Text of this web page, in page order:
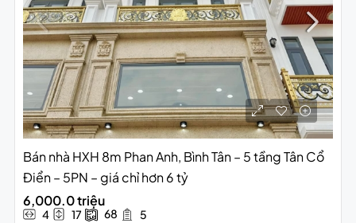
Bán nhà HXH 8m Phan Anh, Bình Tân – 5 tầng Tân Cổ
Điển – 5PN – giá chỉ hơn 6 tỷ
6,000.0 triệu
4 17 68 5